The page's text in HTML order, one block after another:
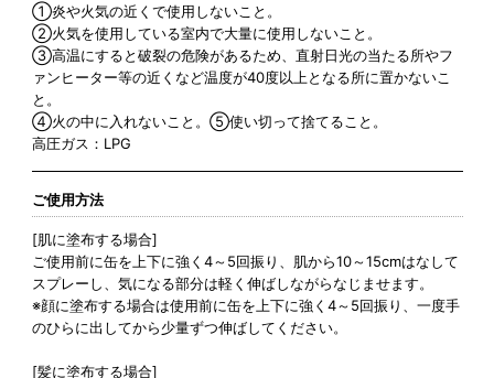
①炎や火気の近くで使用しないこと。
②火気を使用している室内で大量に使用しないこと。
③高温にすると破裂の危険があるため、直射日光の当たる所やフ
ァンヒーター等の近くなど温度が40度以上となる所に置かないこ
と。
④火の中に入れないこと。⑤使い切って捨てること。
高圧ガス：LPG
ご使用方法
[肌に塗布する場合]
ご使用前に缶を上下に強く4～5回振り、肌から10～15cmはなして
スプレーし、気になる部分は軽く伸ばしながらなじませます。
※顔に塗布する場合は使用前に缶を上下に強く4～5回振り、一度手
のひらに出してから少量ずつ伸ばしてください。
[髪に塗布する場合]